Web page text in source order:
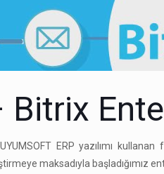
ERP yazılımı
maksadıyla başladığımız